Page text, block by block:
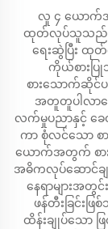
လူ ၄ ယောက်အ
ထုတ်လုပ်သူသည် လူ
ရေးဆွဲပြီး ထု
ကိုယ်စားပ
စားသောက်ဆိုင်ပစ္
အတူတူပါလာသေ
လက်မှုပညာနှင့် ခေ
ကာ စုံလင်သော စ
ယောက်အတွက် စာ
အဓိကလုပ်ဆောင်ခ
နေရာများအ
ဖန်တီးခြင်း
ထိန်းချုပ်သော